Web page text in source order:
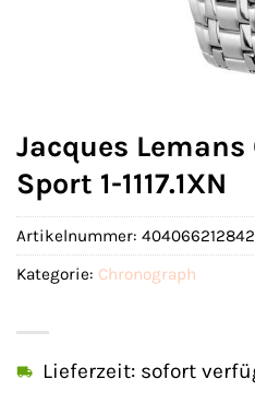
Jacques
Sport 1-1117.1XN
Lieferzeit: sofort
Artikelnummer:
Kategorie: Chronograph